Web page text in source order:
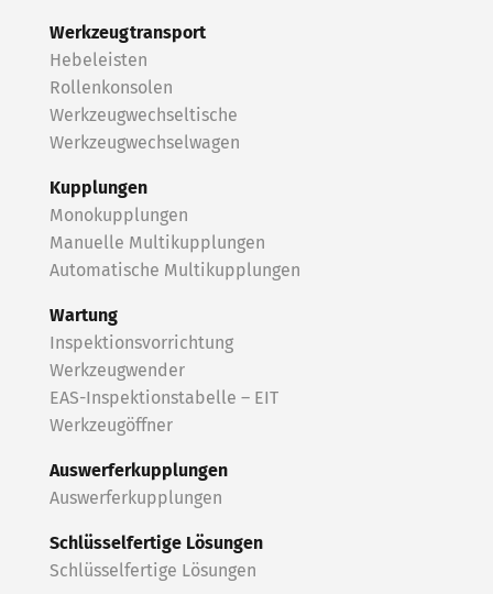
Werkzeugtransport
Hebeleisten
Rollenkonsolen
Werkzeugwechseltische
Werkzeugwechselwagen
Kupplungen
Monokupplungen
Manuelle Multikupplungen
Automatische Multikupplungen
Wartung
Inspektionsvorrichtung
Werkzeugwender
EAS-Inspektionstabelle – EIT
Werkzeugöffner
Auswerferkupplungen
Auswerferkupplungen
Schlüsselfertige Lösungen
Schlüsselfertige Lösungen